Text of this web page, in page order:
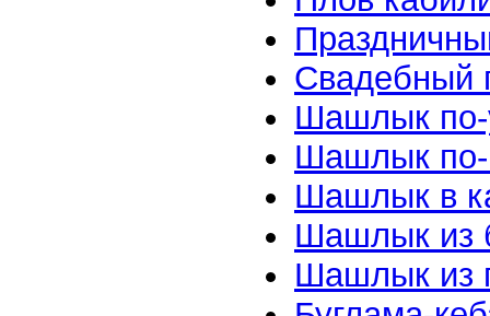
Свадебный
Шашлык по-
Шашлык по-
Шашлык в
Шашлык из
Шашлык из